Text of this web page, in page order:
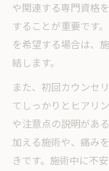
や関連する専門資格
することが重要です
を希望する場合は、
結します。
また、初回カウンセ
てしっかりとヒアリ
や注意点の説明があ
加える施術や、痛み
きです。施術中に不